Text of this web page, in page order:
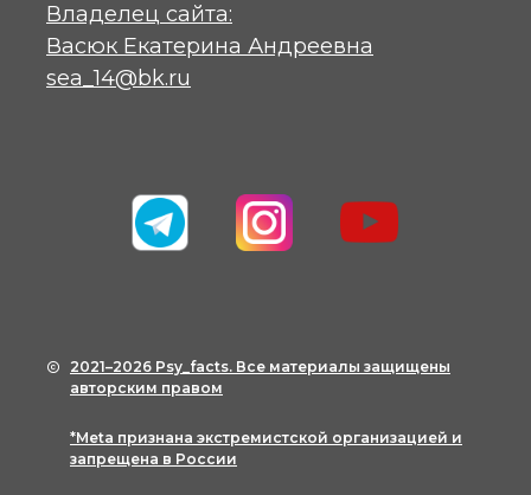
Владелец сайта:
Васюк Екатерина Андреевна
sea_14@bk.ru
2021–2026 Psy_facts. Все материалы защищены
авторским правом
*Meta признана экстремистской организацией и
запрещена в России